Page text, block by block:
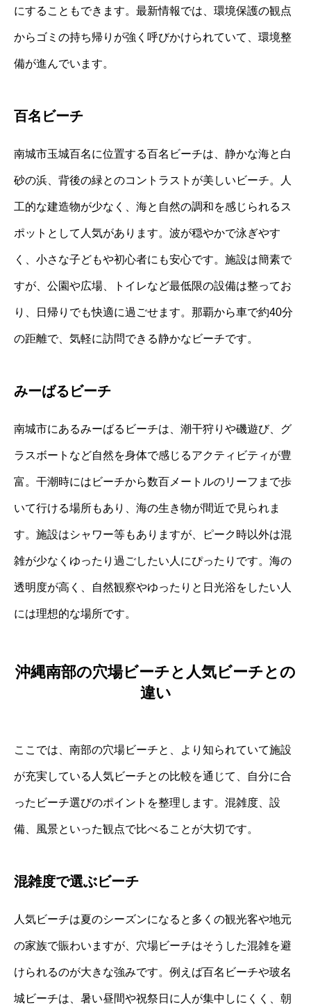
にすることもできます。最新情報では、環境保護の観点
からゴミの持ち帰りが強く呼びかけられていて、環境整
備が進んでいます。
百名ビーチ
南城市玉城百名に位置する百名ビーチは、静かな海と白
砂の浜、背後の緑とのコントラストが美しいビーチ。人
工的な建造物が少なく、海と自然の調和を感じられるス
ポットとして人気があります。波が穏やかで泳ぎやす
く、小さな子どもや初心者にも安心です。施設は簡素で
すが、公園や広場、トイレなど最低限の設備は整ってお
り、日帰りでも快適に過ごせます。那覇から車で約40分
の距離で、気軽に訪問できる静かなビーチです。
みーばるビーチ
南城市にあるみーばるビーチは、潮干狩りや磯遊び、グ
ラスボートなど自然を身体で感じるアクティビティが豊
富。干潮時にはビーチから数百メートルのリーフまで歩
いて行ける場所もあり、海の生き物が間近で見られま
す。施設はシャワー等もありますが、ピーク時以外は混
雑が少なくゆったり過ごしたい人にぴったりです。海の
透明度が高く、自然観察やゆったりと日光浴をしたい人
には理想的な場所です。
沖縄南部の穴場ビーチと人気ビーチとの
違い
ここでは、南部の穴場ビーチと、より知られていて施設
が充実している人気ビーチとの比較を通じて、自分に合
ったビーチ選びのポイントを整理します。混雑度、設
備、風景といった観点で比べることが大切です。
混雑度で選ぶビーチ
人気ビーチは夏のシーズンになると多くの観光客や地元
の家族で賑わいますが、穴場ビーチはそうした混雑を避
けられるのが大きな強みです。例えば百名ビーチや玻名
城ビーチは、暑い昼間や祝祭日に人が集中しにくく、朝